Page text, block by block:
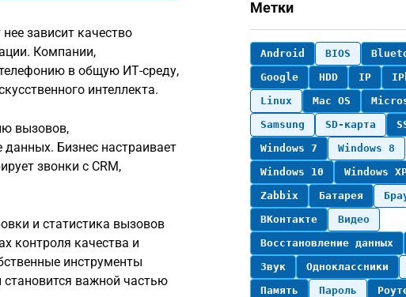
зависит качество
Компании,
в общую ИТ-среду,
интеллекта.
вызовов,
данных. Бизнес настраивает
звонки с CRM,
и статистика вызовов
контроля качества и
инструменты
становится важной частью
Метки
Android BIOS
Google
HDD IP
Linux
Mac OS
Samsung
SD-карта
Windows 7
Windows 8
Windows 10
Windows
Zabbix
Батарея
ВКонтакте
Видео
Восстановление данных
Звук
Одноклассники
Память
Пароль